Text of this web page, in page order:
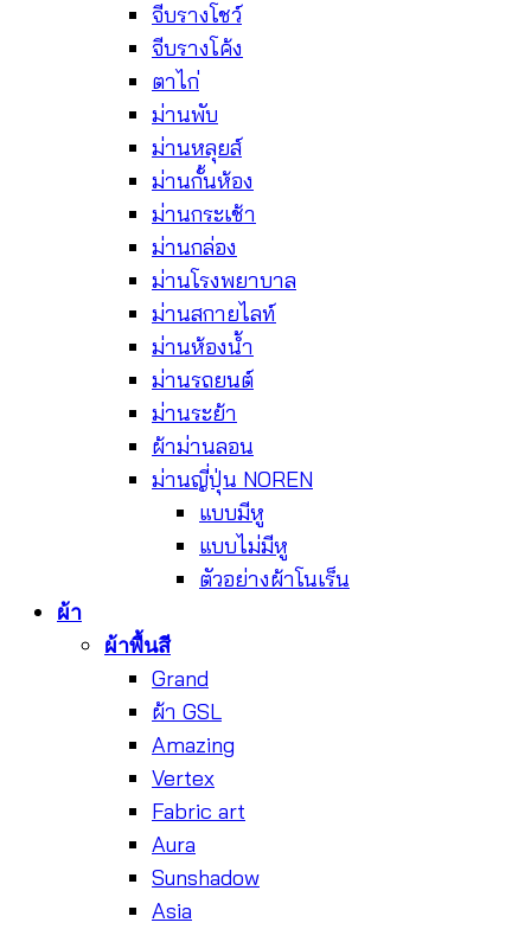
จีบรางโชว์
จีบรางโค้ง
ตาไก่
ม่านพับ
ม่านหลุยส์
ม่านกั้นห้อง
ม่านกระเช้า
ม่านกล่อง
ม่านโรงพยาบาล
ม่านสกายไลท์
ม่านห้องน้ำ
ม่านรถยนต์
ม่านระย้า
ผ้าม่านลอน
ม่านญี่ปุ่น NOREN
แบบมีหู
แบบไม่มีหู
ตัวอย่างผ้าโนเร็น
ผ้า
ผ้าพื้นสี
Grand
ผ้า GSL
Amazing
Vertex
Fabric art
Aura
Sunshadow
Asia